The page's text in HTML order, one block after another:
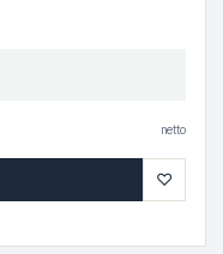
netto
♡